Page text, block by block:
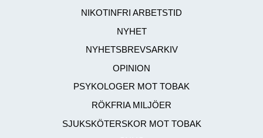
NIKOTINFRI ARBETSTID
NYHET
NYHETSBREVSARKIV
OPINION
PSYKOLOGER MOT TOBAK
RÖKFRIA MILJÖER
SJUKSKÖTERSKOR MOT TOBAK